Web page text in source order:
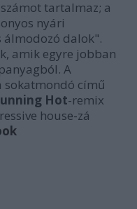
tartalmaz; a
nyári
álmodozó dalok".
amik egyre jobban
A
sokatmondó című
Hot-remix
house-zá